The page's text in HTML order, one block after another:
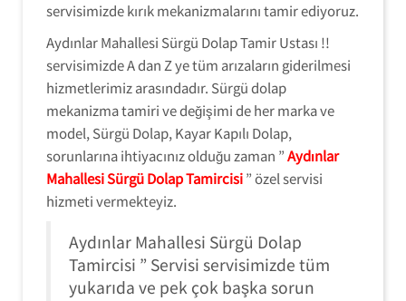
servisimizde kırık mekanizmalarını tamir ediyoruz.
Aydınlar Mahallesi Sürgü Dolap Tamir Ustası !!
servisimizde A dan Z ye tüm arızaların giderilmesi
hizmetlerimiz arasındadır. Sürgü dolap
mekanizma tamiri ve değişimi de her marka ve
model, Sürgü Dolap, Kayar Kapılı Dolap,
sorunlarına ihtiyacınız olduğu zaman ”Aydınlar
Mahallesi Sürgü Dolap Tamircisi” özel servisi
hizmeti vermekteyiz.
Aydınlar Mahallesi Sürgü Dolap
Tamircisi ” Servisi servisimizde tüm
yukarıda ve pek çok başka sorun